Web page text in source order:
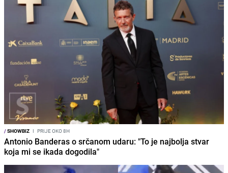
/SHOWBIZ I PRIJE OKO 8H
Antonio Banderas o srčanom udaru: "To je najbolja stvar
koja mi se ikada dogodila"